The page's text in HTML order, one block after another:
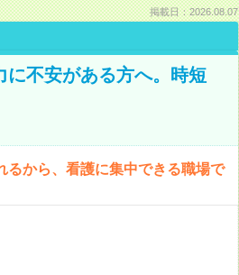
掲載日：2026.08.07
に不安がある方へ。時短
るから、看護に集中できる職場で